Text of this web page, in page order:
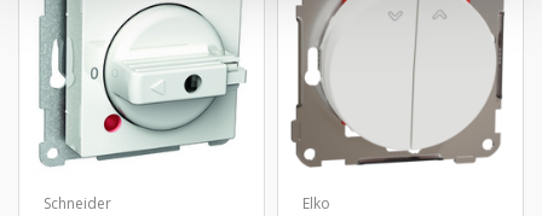
Schneider Elko